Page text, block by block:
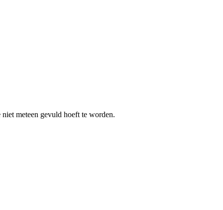
meteen gevuld hoeft te worden.